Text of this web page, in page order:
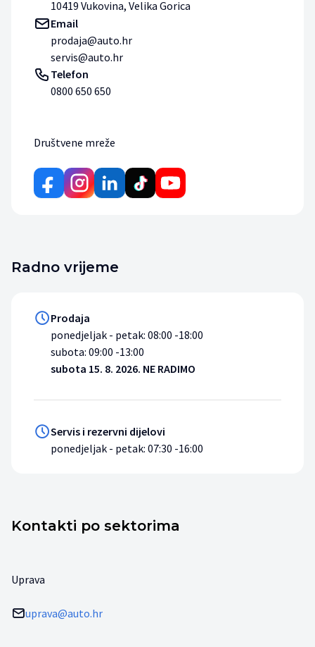
10419 Vukovina, Velika Gorica
Email
prodaja@auto.hr
servis@auto.hr
Telefon
0800 650 650
Društvene mreže
Radno vrijeme
Prodaja
ponedjeljak - petak: 08:00 -18:00
subota: 09:00 -13:00
subota 15. 8. 2026. NE RADIMO
Servis i rezervni dijelovi
ponedjeljak - petak: 07:30 -16:00
Kontakti po sektorima
Uprava
uprava@auto.hr